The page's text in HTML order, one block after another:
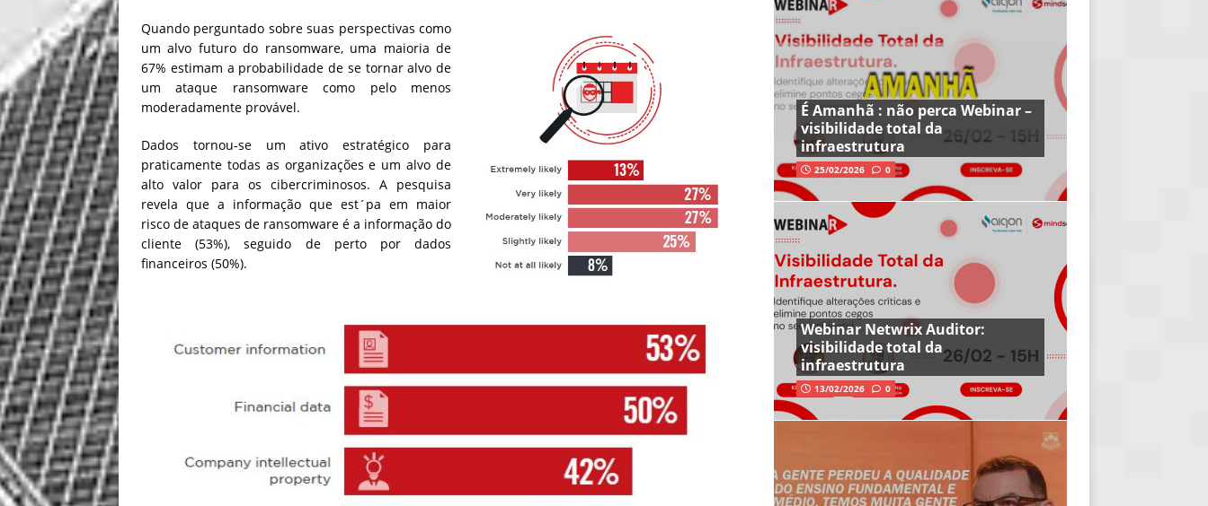
Quando perguntado sobre suas perspectivas como
um alvo futuro do ransomware, uma maioria de
67% estimam a probabilidade de se tornar alvo de
um ataque ransomware como pelo menos
moderadamente provável.
Dados tornou-se um ativo estratégico para
praticamente todas as organizações e um alvo de
alto valor para os cibercriminosos. A pesquisa
revela que a informação que est´pa em maior
risco de ataques de ransomware é a informação do
cliente (53%), seguido de perto por dados
financeiros (50%).
É Amanhã : não perca Webinar –
visibilidade total da
infraestrutura
25/02/2026 0
Webinar Netwrix Auditor:
visibilidade total da
infraestrutura
13/02/2026 0